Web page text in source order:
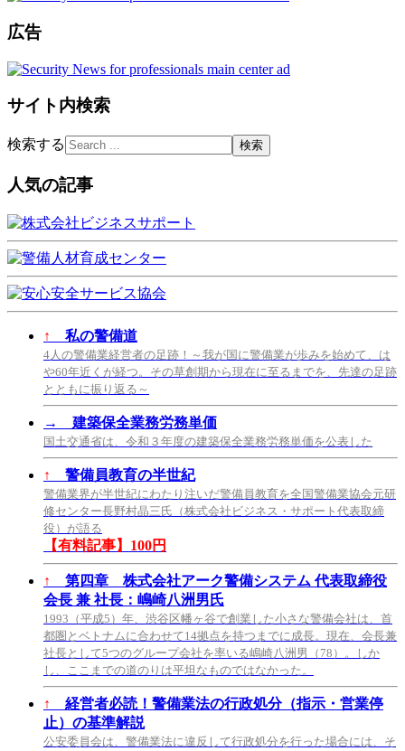
広告
サイト内検索
検索する
人気の記事
↑ 私の警備道
4人の警備業経営者の足跡！～我が国に警備業が歩みを始めて、は
や60年近くが経つ。その草創期から現在に至るまでを、先達の足跡
とともに振り返る～
→ 建築保全業務労務単価
国土交通省は、令和３年度の建築保全業務労務単価を公表した
↑ 警備員教育の半世紀
警備業界が半世紀にわたり注いだ警備員教育を全国警備業協会元研
修センター長野村晶三氏（株式会社ビジネス・サポート代表取締
役）が語る
【有料記事】100円
↑
第四章 株式会社アーク警備システム 代表取締役
会長 兼 社長：嶋崎八洲男氏
1993（平成5）年、渋谷区幡ヶ谷で創業した小さな警備会社は、首
都圏とベトナムに合わせて14拠点を持つまでに成長。現在、会長兼
社長として5つのグループ会社を率いる嶋崎八洲男（78）。しか
し、ここまでの道のりは平坦なものではなかった。
↑
経営者必読！警備業法の行政処分（指示・営業停
止）の基準解説
公安委員会は、警備業法に違反して行政処分を行った場合には、そ